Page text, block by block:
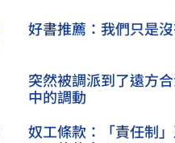
好書推薦：我們只是
突然被調派到了遠方
中的調動
奴工條款：「責任制